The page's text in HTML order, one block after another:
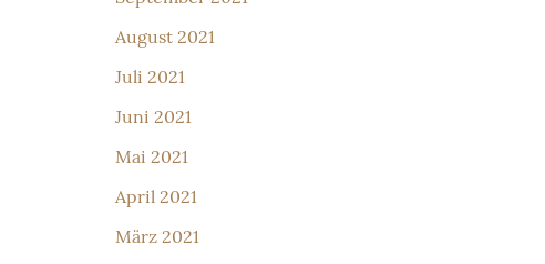
August 2021
Juli 2021
Juni 2021
Mai 2021
April 2021
März 2021